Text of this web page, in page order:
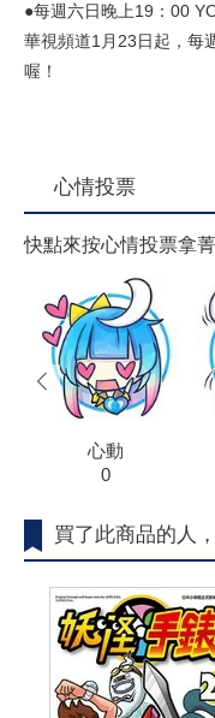
●每週六日晚上19：00
華視頻道1月23日起，每
喔！
心情投票
快點來按心情投票拿菁
心動
0
prev
買了此商品的人